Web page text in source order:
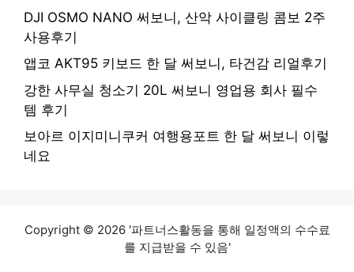
DJI OSMO NANO 써보니, 산악 사이클링 콤보 2주
사용후기
앱코 AKT95 키보드 한 달 써보니, 타건감 리얼후기
강한 사무실 청소기 20L 써보니 영업용 회사 필수
템 후기
보아르 이지미니쿠커 여행용포트 한 달 써보니 이렇
네요
Copyright © 2026 '파트너스활동을 통해 일정액의 수수료
를 지급받을 수 있음'